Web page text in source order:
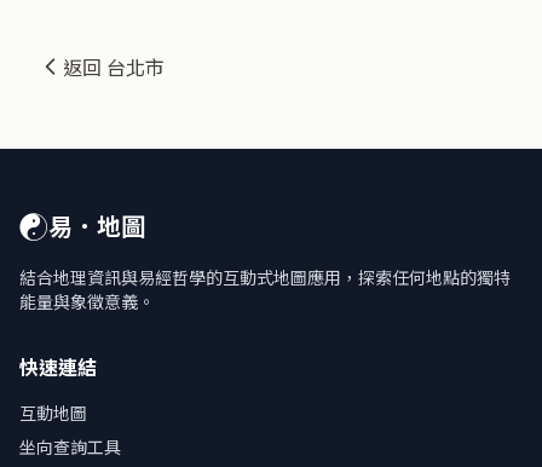
返回 台北市
☯易．地圖
結合地理資訊與易經哲學的互動式地圖應用，探索任何地點的獨特
能量與象徵意義。
快速連結
互動地圖
坐向查詢工具